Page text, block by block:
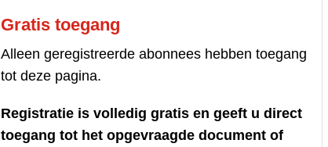
Gratis toegang
Alleen geregistreerde abonnees hebben toegang
tot deze pagina.
Registratie is volledig gratis en geeft u direct
toegang tot het opgevraagde document of